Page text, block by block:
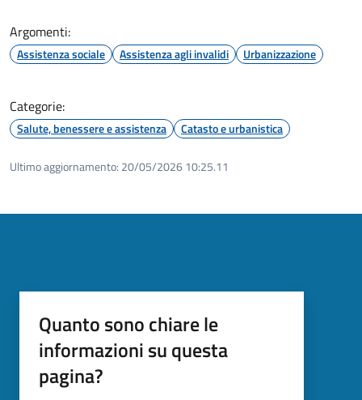
Argomenti:
Assistenza sociale Assistenza agli invalidi Urbanizzazione
Categorie:
Salute, benessere e assistenza Catasto e urbanistica
Ultimo aggiornamento: 20/05/2026 10:25.11
Quanto sono chiare le
informazioni su questa
pagina?